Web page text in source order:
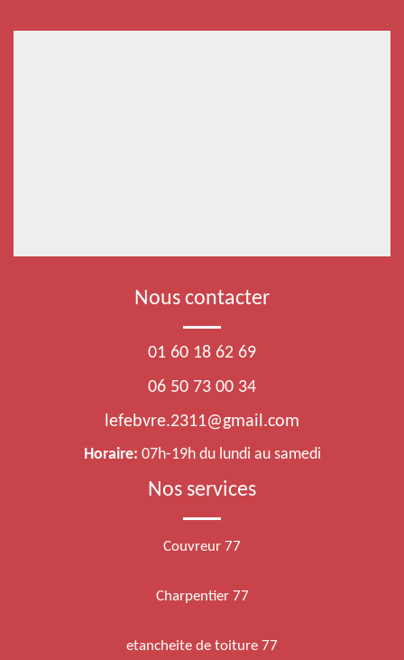
Nous contacter
01 60 18 62 69
06 50 73 00 34
lefebvre.2311@gmail.com
Horaire: 07h-19h du lundi au samedi
Nos services
Couvreur 77
Charpentier 77
etancheite de toiture 77